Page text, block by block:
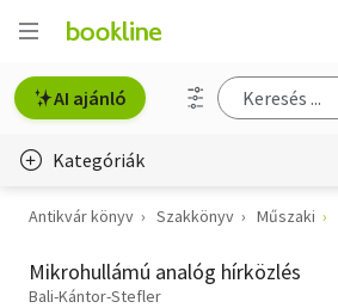
AI ajánló
Kategóriák
Életmód, egészség
Erotika
Antikvár könyv Szakkönyv Műszaki
Mikrohullámú analóg hírközlés
Bali-Kántor-Stefler